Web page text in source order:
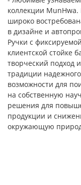
коллекции
широко
в дизайне и
Ручки с
клиентской стойке
творческий подход
традиции
возможности для
на собственную
решения для
продукции и
окружающую